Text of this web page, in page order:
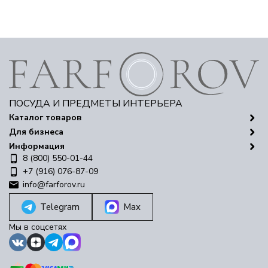
ПОСУДА И ПРЕДМЕТЫ ИНТЕРЬЕРА
Каталог товаров
Для бизнеса
Информация
8 (800) 550-01-44
+7 (916) 076-87-09
info@farforov.ru
Telegram Max
Мы в соцсетях